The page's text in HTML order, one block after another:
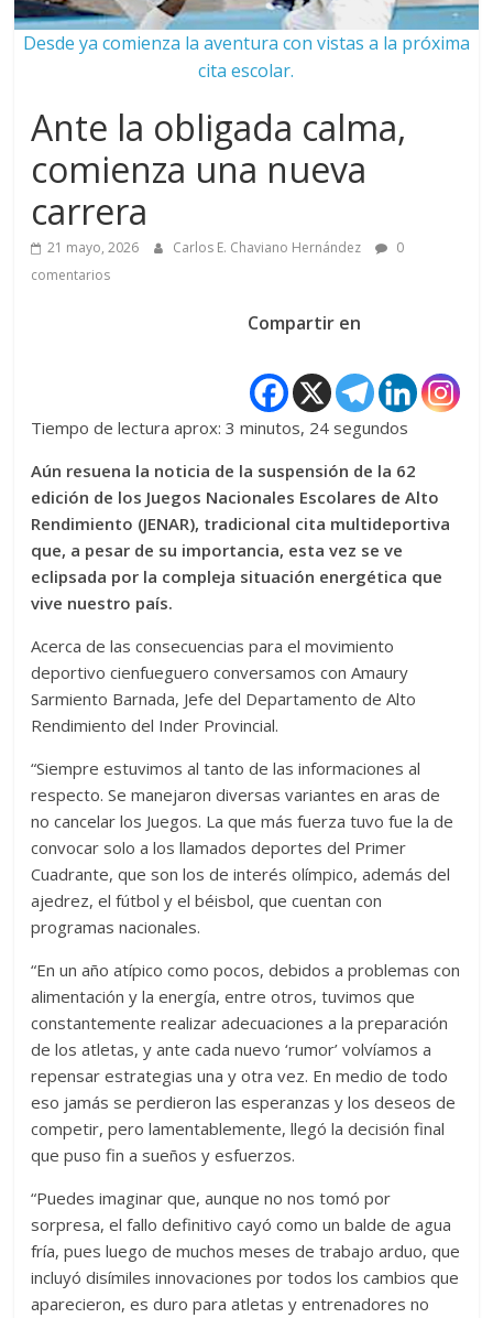
Desde ya comienza la aventura con vistas a la próxima
cita escolar.
Ante la obligada calma,
comienza una nueva
carrera
21 mayo, 2026 Carlos E. Chaviano Hernández
0
comentarios
Compartir en
Tiempo de lectura aprox: 3 minutos, 24 segundos
Aún resuena la noticia de la suspensión de la 62
edición de los Juegos Nacionales Escolares de Alto
Rendimiento (JENAR), tradicional cita multideportiva
que, a pesar de su importancia, esta vez se ve
eclipsada por la compleja situación energética que
vive nuestro país.
Acerca de las consecuencias para el movimiento
deportivo cienfueguero conversamos con Amaury
Sarmiento Barnada, Jefe del Departamento de Alto
Rendimiento del Inder Provincial.
“Siempre estuvimos al tanto de las informaciones al
respecto. Se manejaron diversas variantes en aras de
no cancelar los Juegos. La que más fuerza tuvo fue la de
convocar solo a los llamados deportes del Primer
Cuadrante, que son los de interés olímpico, además del
ajedrez, el fútbol y el béisbol, que cuentan con
programas nacionales.
“En un año atípico como pocos, debidos a problemas con
alimentación y la energía, entre otros, tuvimos que
constantemente realizar adecuaciones a la preparación
de los atletas, y ante cada nuevo ‘rumor’ volvíamos a
repensar estrategias una y otra vez. En medio de todo
eso jamás se perdieron las esperanzas y los deseos de
competir, pero lamentablemente, llegó la decisión final
que puso fin a sueños y esfuerzos.
“Puedes imaginar que, aunque no nos tomó por
sorpresa, el fallo definitivo cayó como un balde de agua
fría, pues luego de muchos meses de trabajo arduo, que
incluyó disímiles innovaciones por todos los cambios que
aparecieron, es duro para atletas y entrenadores no